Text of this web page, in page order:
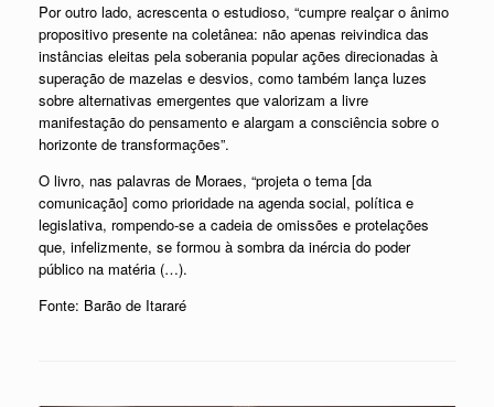
Por outro lado, acrescenta o estudioso, “cumpre realçar o ânimo
propositivo presente na coletânea: não apenas reivindica das
instâncias eleitas pela soberania popular ações direcionadas à
superação de mazelas e desvios, como também lança luzes
sobre alternativas emergentes que valorizam a livre
manifestação do pensamento e alargam a consciência sobre o
horizonte de transformações”.
O livro, nas palavras de Moraes, “projeta o tema [da
comunicação] como prioridade na agenda social, política e
legislativa, rompendo-se a cadeia de omissões e protelações
que, infelizmente, se formou à sombra da inércia do poder
público na matéria (…).
Fonte: Barão de Itararé